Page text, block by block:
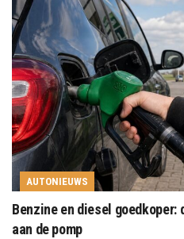
AUTONIEUWS
Benzine en diesel
aan de pomp